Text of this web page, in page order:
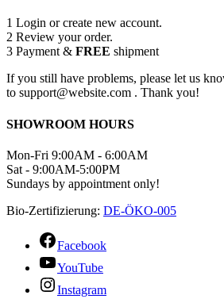
1 Login or create new account.
2 Review your order.
3 Payment & FREE shipment
If you still have problems, please let us
to support@website.com . Thank you!
SHOWROOM HOURS
Mon-Fri 9:00AM - 6:00AM
Sat - 9:00AM-5:00PM
Sundays by appointment only!
Bio-Zertifizierung: DE-ÖKO-005
Facebook
YouTube
Instagram